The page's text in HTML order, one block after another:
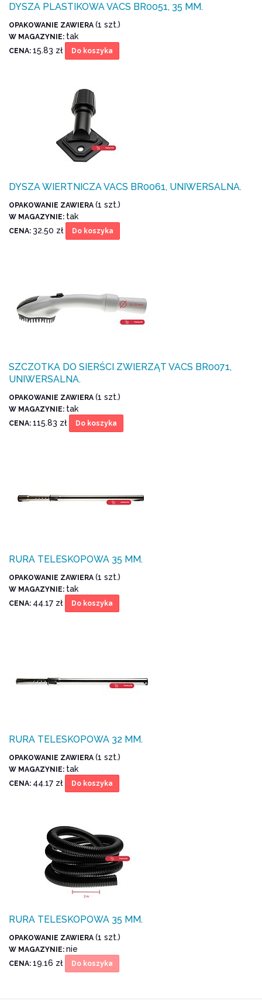
DYSZA PLASTIKOWA VACS BR0051, 35 MM.
OPAKOWANIE ZAWIERA (1 szt.)
W MAGAZYNIE: tak
CENA: 15.83 zł Do koszyka
DYSZA WIERTNICZA VACS BR0061, UNIWERSALNA.
OPAKOWANIE ZAWIERA (1 szt.)
W MAGAZYNIE: tak
CENA: 32.50 zł Do koszyka
SZCZOTKA DO SIERŚCI ZWIERZĄT VACS BR0071,
UNIWERSALNA.
OPAKOWANIE ZAWIERA (1 szt.)
W MAGAZYNIE: tak
CENA: 115.83 zł Do koszyka
RURA TELESKOPOWA 35 MM.
OPAKOWANIE ZAWIERA (1 szt.)
W MAGAZYNIE: tak
CENA: 44.17 zł Do koszyka
RURA TELESKOPOWA 32 MM.
OPAKOWANIE ZAWIERA (1 szt.)
W MAGAZYNIE: tak
CENA: 44.17 zł Do koszyka
RURA TELESKOPOWA 35 MM.
OPAKOWANIE ZAWIERA (1 szt.)
W MAGAZYNIE: nie
CENA: 19.16 zł Do koszyka